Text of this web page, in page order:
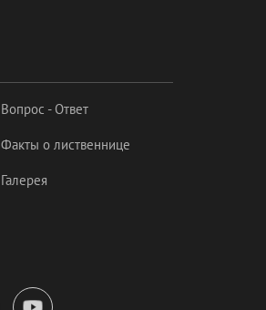
Вопрос - Ответ
Факты о лиственнице
Галерея